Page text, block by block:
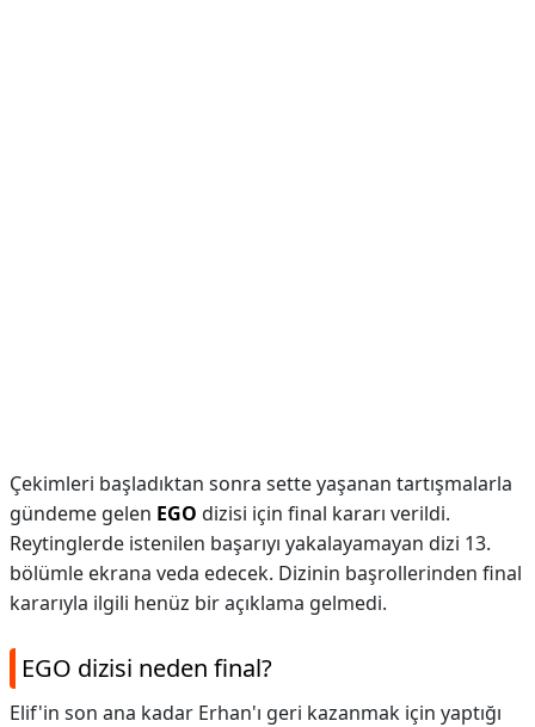
Çekimleri başladıktan sonra sette yaşanan tartışmalarla
gündeme gelen EGO dizisi için final kararı verildi.
Reytinglerde istenilen başarıyı yakalayamayan dizi 13.
bölümle ekrana veda edecek. Dizinin başrollerinden final
kararıyla ilgili henüz bir açıklama gelmedi.
EGO dizisi neden final?
Elif'in son ana kadar Erhan'ı geri kazanmak için yaptığı